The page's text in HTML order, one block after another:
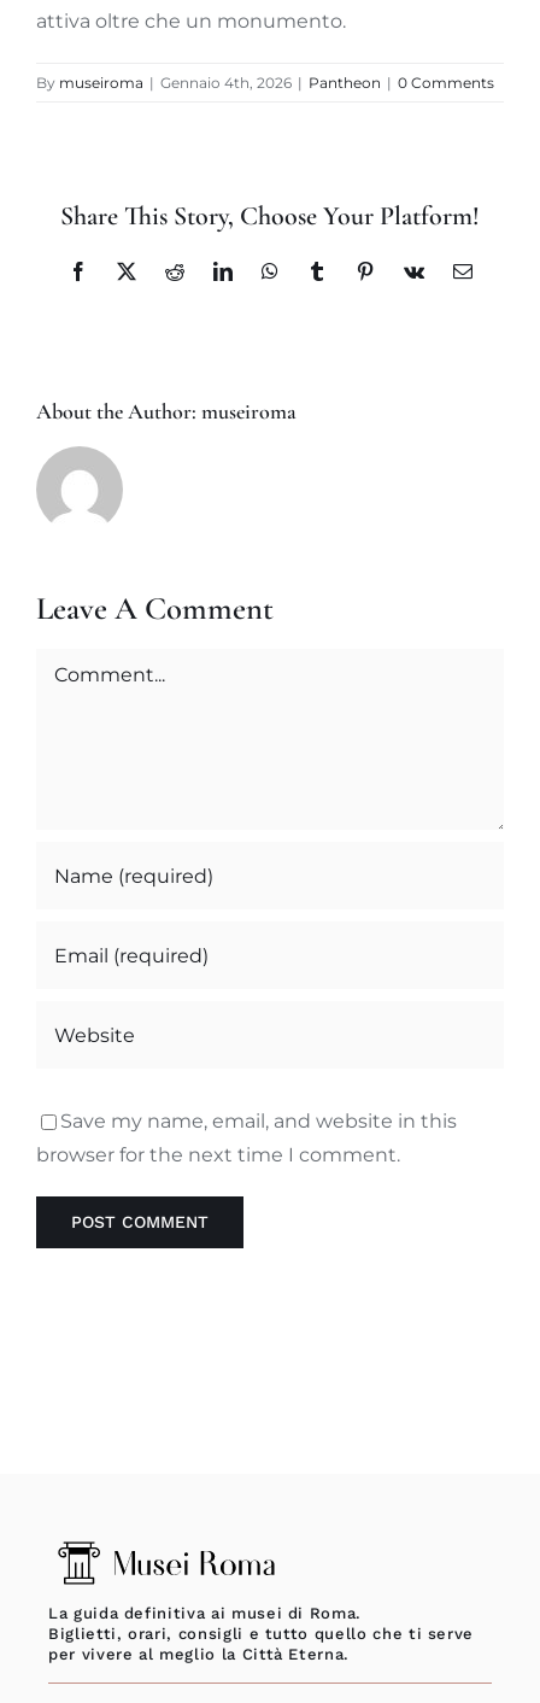
attiva oltre che un monumento.
By museiroma | Gennaio 4th, 2026 | Pantheon | 0 Comments
Share This Story, Choose Your Platform!
Facebook
X RedditLinkedInWhatsAppTumblrPinterest
Vk Email
About the Author: museiroma
Leave A Comment
Comment
Save my name, email, and website in this
browser for the next time I comment.
La guida definitiva ai musei di Roma.
Biglietti, orari, consigli e tutto quello che ti serve
per vivere al meglio la Città Eterna.